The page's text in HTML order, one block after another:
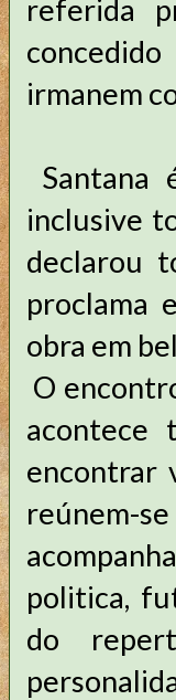
referida
irmanem
Santana
inclusive
declarou
proclama
obra em
O
acontece
encontrar
reúnem-
politica,
do